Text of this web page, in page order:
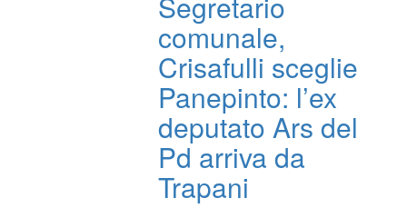
comunale,
Crisafulli sceglie
Panepinto: l’ex
deputato Ars del
Pd arriva da
Trapani